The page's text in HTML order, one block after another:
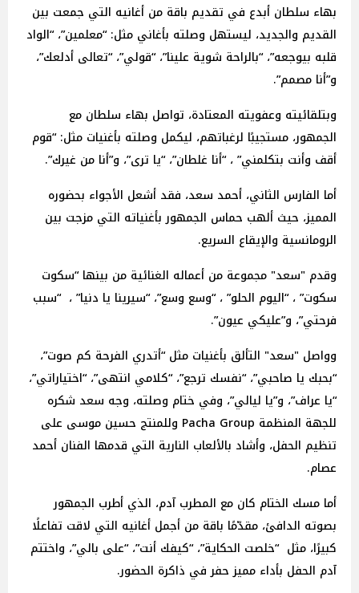
بهاء سلطان أبدع في تقديم باقة من أغانيه التي جمعت بين
القديم والجديد، ليستهل وصلته بأغاني مثل: “معلمين”، “الواد
قلبه بيوجعه”، “بالراحة شوية علينا”، “قولي”، “تعالى أدلعك”،
و”أنا مصمم”.
وبتلقائيته وعفويته المعتادة، تواصل بهاء سلطان مع
الجمهور، مستجيبًا لرغباتهم، ليكمل وصلته بأغنيات مثل: “قوم
أقف وأنت بتكلمني” ، “أنا غلطان”، “يا ترى”، و”أنا من غيرك”.
أما الفارس الثاني، أحمد سعد، فقد أشعل الأجواء بحضوره
المميز، حيث ألهب حماس الجمهور بأغنياته التي مزجت بين
الرومانسية والإيقاع السريع.
وقدم "سعد" مجموعة من أعماله الغنائية من بينها “سكوت
سكوت” ، “اليوم الحلو” ، “وسع وسع”، “سيرينا يا دنيا” ، “سبب
فرحتي”، و”عليكي عيون”.
وواصل "سعد" التألق بأغنيات مثل “أتدري الفرحة كم صوت”،
“بحبك يا صاحبي”، “نفسك ترجع”، “كلامي انتهى”، “اختياراتي”،
“يا عراف”، و”يا ليالي”، وفي ختام وصلته، وجه سعد شكره
للجهة المنظمة Pacha Group وللمنتج حسين موسى على
تنظيم الحفل، وأشاد بالألعاب النارية التي قدمها الفنان أحمد
عصام.
أما مسك الختام كان مع المطرب آدم، الذي أطرب الجمهور
بصوته الدافئ، مقدّمًا باقة من أجمل أغانيه التي لاقت تفاعلًا
كبيرًا، مثل “خلصت الحكاية”، “كيفك أنت”، “على بالي”، واختتم
آدم الحفل بأداء مميز حفر في ذاكرة الحضور.